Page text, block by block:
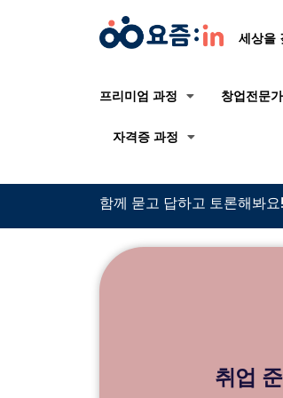
세상을
프리미엄 과정 창업전문
자격증 과정
함께 묻고 답하고 토론해봐요!
취업 준